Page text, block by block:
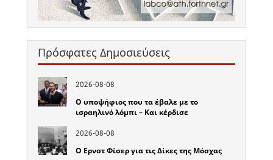
Πρόσφατες Δημοσιεύσεις
2026-08-08
Ο υποψήφιος που τα έβαλε με το
ισραηλινό λόμπι – Και κέρδισε
2026-08-08
Ο Ερνστ Φίσερ για τις Δίκες της Μόσχας